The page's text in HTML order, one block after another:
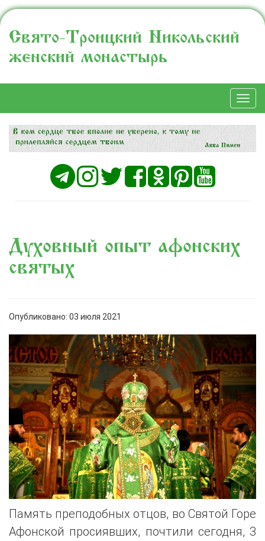
Свято-Троицкий Никольский
женский монастырь
Духовный опыт афонских
святых
Опубликовано: 03 июля 2021
Память преподобных отцов, во Святой Горе
Афонской просиявших, почтили сегодня, 3